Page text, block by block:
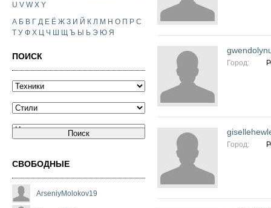
U V W X Y
А Б В Г Д Е Ё Ж З И Й К Л М Н О П Р С
Т У Ф Х Ц Ч Ш Щ Ъ Ы Ь Э Ю Я
ПОИСК
СВОБОДНЫЕ
ArseniyMolokov19
Город:
Город: